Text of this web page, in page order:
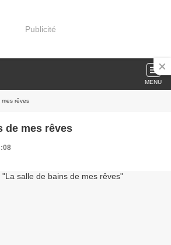
Publicité
MENU
rêves
de mes rêves